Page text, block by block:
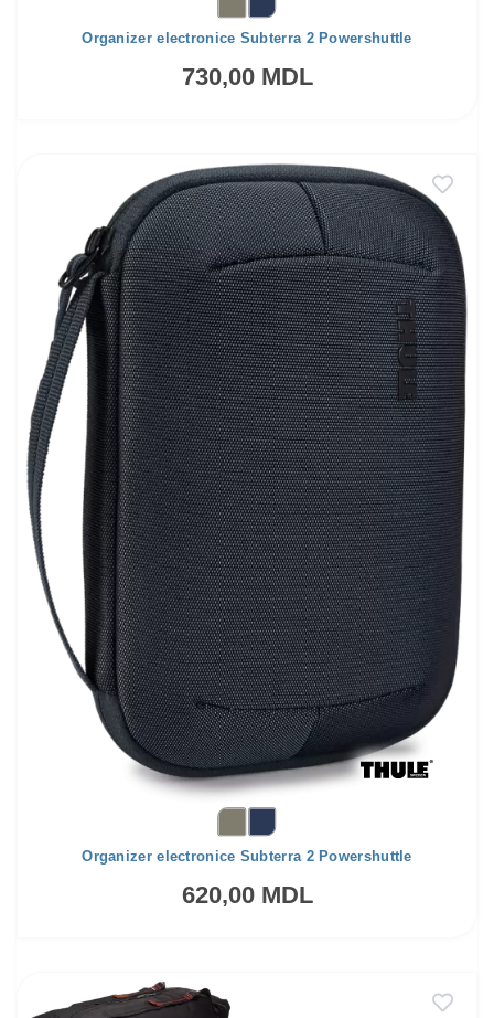
Organizer electronice Subterra 2 Powershuttle
730,00 MDL
Organizer electronice Subterra 2 Powershuttle
620,00 MDL